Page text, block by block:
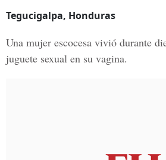
Tegucigalpa, Honduras
Una mujer escocesa vivió durante
juguete sexual en su vagina.